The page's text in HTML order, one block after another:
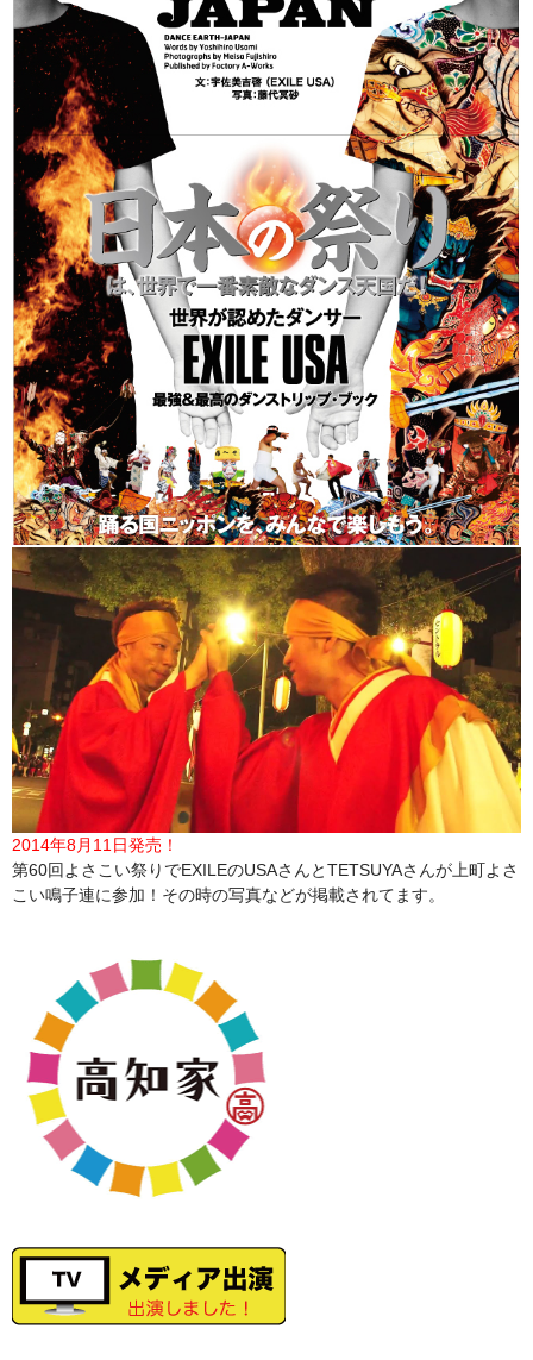
2014年8月11日発売！
第60回よさこい祭りでEXILEのUSAさんとTETSUYAさんが上町よさ
こい鳴子連に参加！その時の写真などが掲載されてます。